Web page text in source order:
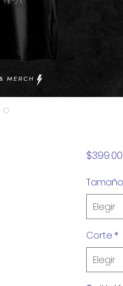
$399.00
Tamaño
Elegir
Corte *
Elegir